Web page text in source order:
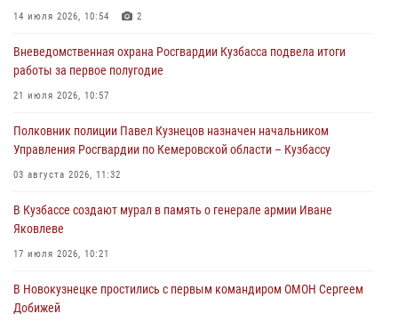
Росгвардейцы пресекли нарушение общественного порядка на
Росгвардейцы в Юрге пресекли попытку проникновения на
14 июля 2026, 10:54 2
Вневедомственная охрана Росгвардии Кузбасса подвела итоги
работы за первое полугодие
21 июля 2026, 10:57
Полковник полиции Павел Кузнецов назначен начальником
Управления Росгвардии по Кемеровской области – Кузбассу
03 августа 2026, 11:32
В Кузбассе создают мурал в память о генерале армии Иване
Яковлеве
17 июля 2026, 10:21
В Новокузнецке простились с первым командиром ОМОН Сергеем
Добижей